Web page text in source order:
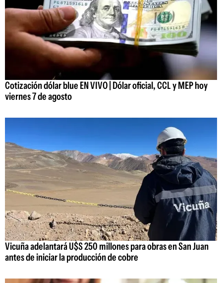
Cotización dólar blue EN VIVO | Dólar oficial, CCL y MEP hoy
viernes 7 de agosto
Vicuña adelantará U$S 250 millones para obras en San Juan
antes de iniciar la producción de cobre